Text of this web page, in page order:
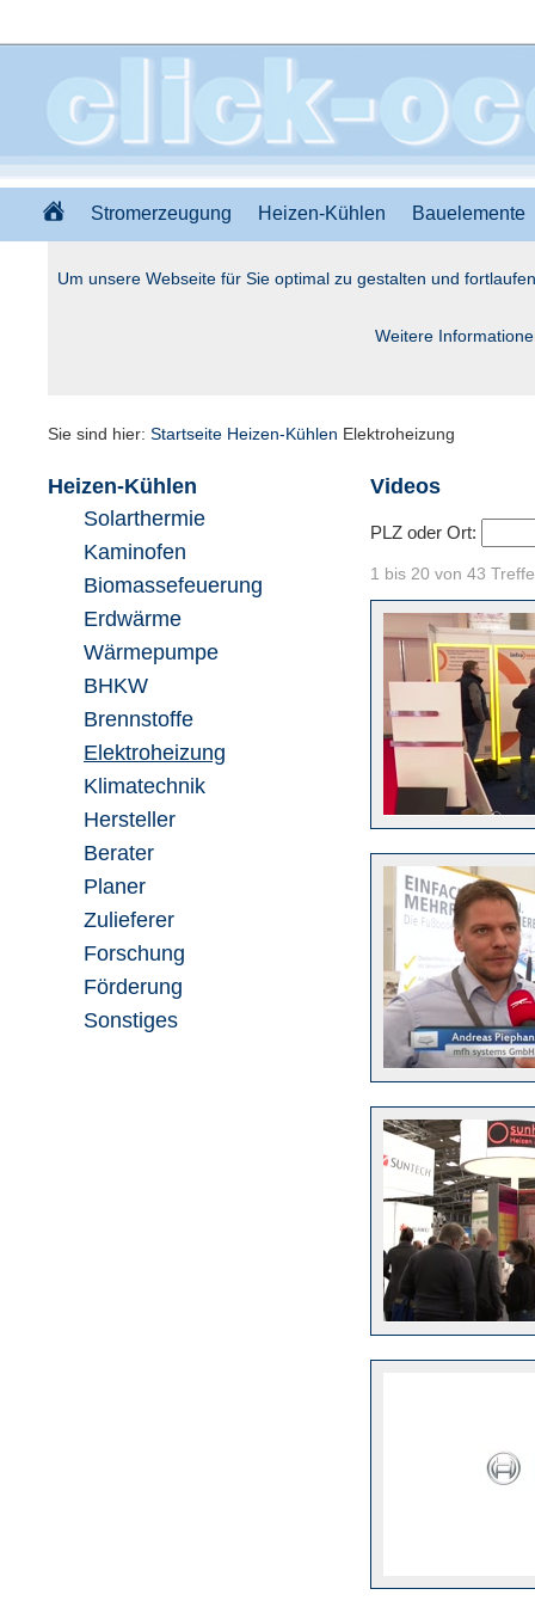
Stromerzeugung Heizen-Kühlen Bauelemente
Um unsere Webseite für Sie optimal zu gestalten und
Weitere
Sie sind hier: Startseite Heizen-Kühlen Elektroheizung
Heizen-Kühlen
Solarthermie
Kaminofen
Biomassefeuerung
Erdwärme
Wärmepumpe
BHKW
Brennstoffe
Elektroheizung
Klimatechnik
Hersteller
Berater
Planer
Zulieferer
Forschung
Förderung
Sonstiges
Videos
PLZ oder Ort:
1 bis 20 von 43